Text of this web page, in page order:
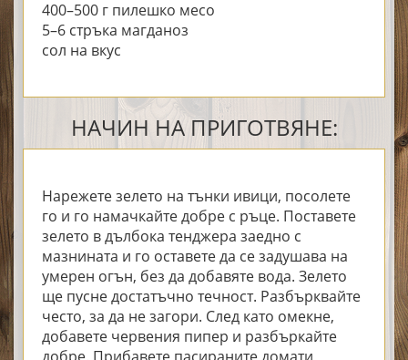
400–500 г пилешко месо
5–6 стръка магданоз
сол на вкус
НАЧИН НА ПРИГОТВЯНЕ:
Нарежете зелето на тънки ивици, посолете
го и го намачкайте добре с ръце. Поставете
зелето в дълбока тенджера заедно с
мазнината и го оставете да се задушава на
умерен огън, без да добавяте вода. Зелето
ще пусне достатъчно течност. Разбърквайте
често, за да не загори. След като омекне,
добавете червения пипер и разбъркайте